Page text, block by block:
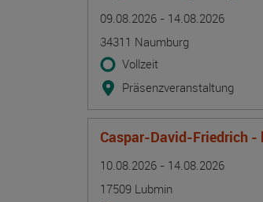
09.08.2026 - 14.08.2026
34311 Naumburg
Vollzeit
Präsenzveranstaltung
Caspar-David-Friedrich -
10.08.2026 - 14.08.2026
17509 Lubmin